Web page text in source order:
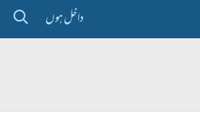
داخل ہوں